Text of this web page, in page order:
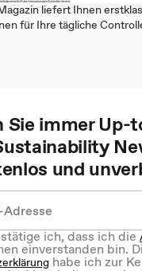
liefert Ihnen
für Ihre tägliche
Sie immer
und
ich, dass ich die
einverstanden bin.
habe ich zur